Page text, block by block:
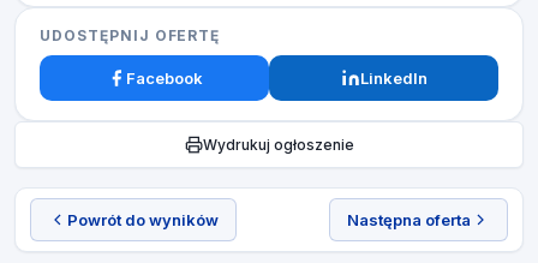
Powrót do wyników Następna oferta
UDOSTĘPNIJ OFERTĘ
Facebook LinkedIn
Wydrukuj ogłoszenie